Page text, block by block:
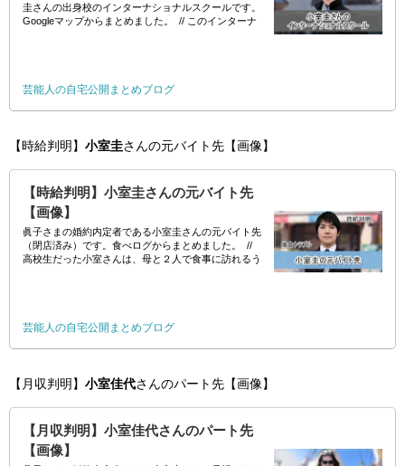
圭さんの出身校のインターナショナルスクールです。
Googleマップからまとめました。 // このインターナ
芸能人の自宅公開まとめブログ
【時給判明】 小室圭さんの元バイト先【画像】
【時給判明】小室圭さんの元バイト先
【画像】
眞子さまの婚約内定者である小室圭さんの元バイト先
（閉店済み）です。食べログからまとめました。 //
高校生だった小室さんは、母と２人で食事に訪れるう
芸能人の自宅公開まとめブログ
【月収判明】 小室佳代さんのパート先【画像】
【月収判明】小室佳代さんのパート先
【画像】